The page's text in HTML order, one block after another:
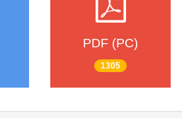
PDF (PC)
1305